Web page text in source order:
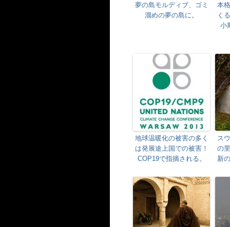
夢の島モルディブ、ゴミ
溜めの夢の島に。
本
く
小
地球温暖化の被害の多く
は発展途上国での被害！
COP19で指摘される。
ス
の
新